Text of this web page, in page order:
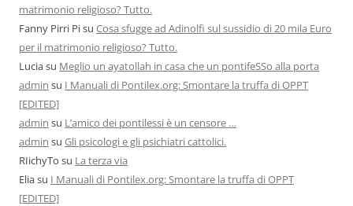
matrimonio religioso? Tutto.
Fanny Pirri Pisu Cosa sfugge ad Adinolfi sul sussidio di 20 mila Euro
per il matrimonio religioso? Tutto.
Luciasu Meglio un ayatollah in casa che un pontifeSSo alla porta
admin su I Manuali di Pontilex.org: Smontare la truffa di OPPT
[EDITED]
admin su L’amico dei pontilessi è un censore …
admin su Gli psicologi e gli psichiatri cattolici.
RIichyTo su La terza via
Eliasu I Manuali di Pontilex.org: Smontare la truffa di OPPT
[EDITED]